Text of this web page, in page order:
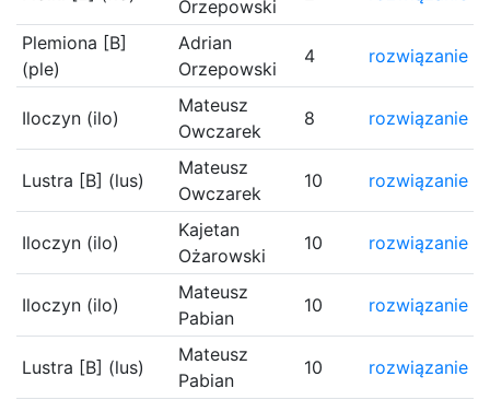
Orzepowski
Plemiona [B]
(ple)
Adrian
Orzepowski
4 rozwiązanie
Iloczyn (ilo)
Mateusz
Owczarek
8 rozwiązanie
Lustra [B] (lus)
Mateusz
Owczarek
10 rozwiązanie
Iloczyn (ilo)
Kajetan
Ożarowski
10 rozwiązanie
Iloczyn (ilo)
Mateusz
Pabian
10 rozwiązanie
Lustra [B] (lus)
Mateusz
Pabian
10 rozwiązanie